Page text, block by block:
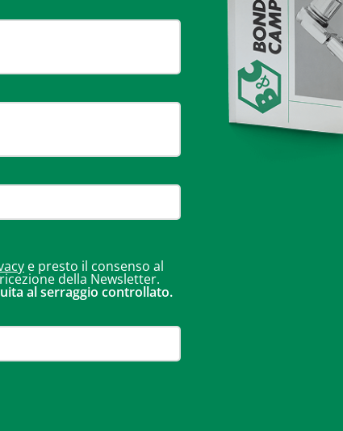
e presto il consenso al
della Newsletter.
al serraggio controllato.